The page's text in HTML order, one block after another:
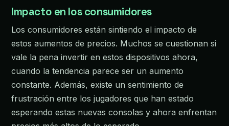
Impacto en los consumidores
Los consumidores están sintiendo el impacto de
estos aumentos de precios. Muchos se cuestionan si
vale la pena invertir en estos dispositivos ahora,
cuando la tendencia parece ser un aumento
constante. Además, existe un sentimiento de
frustración entre los jugadores que han estado
esperando estas nuevas consolas y ahora enfrentan